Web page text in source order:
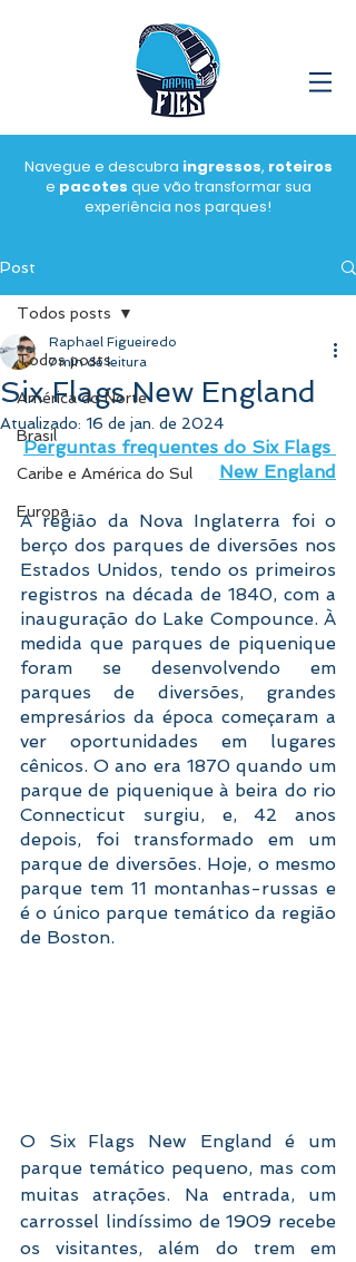
Navegue e descubra ingressos, roteiros
e pacotes que vão transformar sua
experiência nos parques!
Post
Todos posts
América do Norte
Brasil
Caribe e América do Sul
Europa
Todos posts
Six Flags New England
Raphael Figueiredo
7 min de leitura
Atualizado: 16 de jan. de 2024
Perguntas frequentes do Six Flags
New England
A região da Nova Inglaterra foi o
berço dos parques de diversões nos
Estados Unidos, tendo os primeiros
registros na década de 1840, com a
inauguração do Lake Compounce. À
medida que parques de piquenique
foram se desenvolvendo em
parques de diversões, grandes
empresários da época começaram a
ver oportunidades em lugares
cênicos. O ano era 1870 quando um
parque de piquenique à beira do rio
Connecticut surgiu, e, 42 anos
depois, foi transformado em um
parque de diversões. Hoje, o mesmo
parque tem 11 montanhas-russas e
é o único parque temático da região
de Boston.
O Six Flags New England é um
parque temático pequeno, mas com
muitas atrações. Na entrada, um
carrossel lindíssimo de 1909 recebe
os visitantes, além do trem em